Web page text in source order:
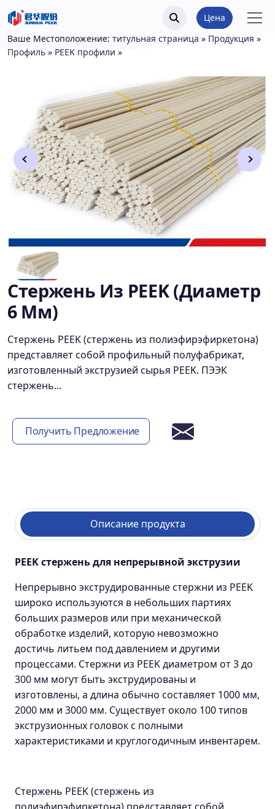
Цена
Ваше Местоположение: титульная страница » Продукция »
Профиль » PEEK профили »
Стержень Из PEEK (диаметр
6 Мм)
Стержень PEEK (стержень из полиэфирэфиркетона)
представляет собой профильный полуфабрикат,
изготовленный экструзией сырья PEEK. ПЭЭК
стержень...
Получить Предложение
Описание продукта
PEEK стержень для непрерывной экструзии
Непрерывно экструдированные стержни из PEEK
широко используются в небольших партиях
больших размеров или при механической
обработке изделий, которую невозможно
достичь литьем под давлением и другими
процессами. Стержни из PEEK диаметром от 3 до
300 мм могут быть экструдированы и
изготовлены, а длина обычно составляет 1000 мм,
2000 мм и 3000 мм. Существует около 100 типов
экструзионных головок с полными
характеристиками и круглогодичным инвентарем.
Стержень PEEK (стержень из